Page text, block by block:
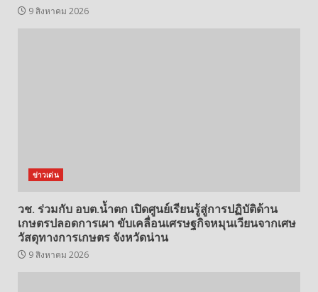
9 สิงหาคม 2026
ข่าวเด่น
วช. ร่วมกับ อบต.น้ำตก เปิดศูนย์เรียนรู้สู่การปฏิบัติด้าน
เกษตรปลอดการเผา ขับเคลื่อนเศรษฐกิจหมุนเวียนจากเศษ
วัสดุทางการเกษตร จังหวัดน่าน
9 สิงหาคม 2026